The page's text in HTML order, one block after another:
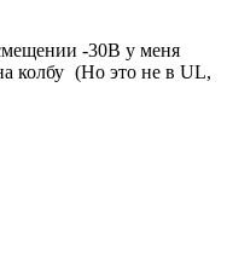
-30В у меня
колбу (Но это не в UL,